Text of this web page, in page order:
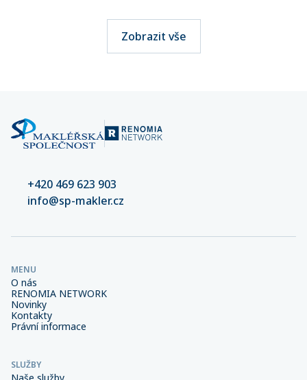
Zobrazit vše
+420 469 623 903
info@sp-makler.cz
MENU
O nás
RENOMIA NETWORK
Novinky
Kontakty
Právní informace
SLUŽBY
Naše služby